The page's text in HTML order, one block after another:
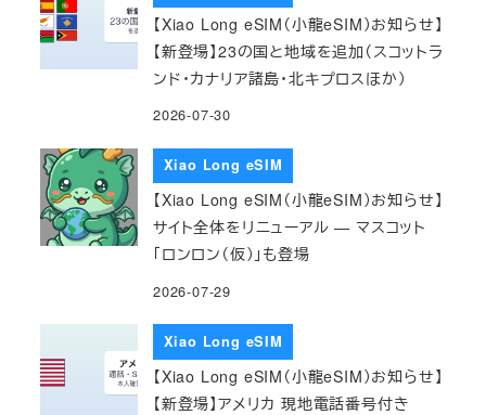
【Xiao Long eSIM（小龍eSIM）お知らせ】
【新登場】23の国と地域を追加（スコットラ
ンド・カナリア諸島・北キプロスほか）
2026-07-30
Xiao Long eSIM
【Xiao Long eSIM（小龍eSIM）お知らせ】
サイト全体をリニューアル — マスコット
「ロンロン（仮）」も登場
2026-07-29
Xiao Long eSIM
【Xiao Long eSIM（小龍eSIM）お知らせ】
【新登場】アメリカ 現地電話番号付き